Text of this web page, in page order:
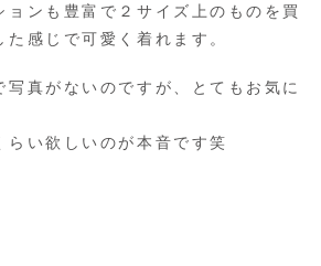
ョンも豊富で２サイズ上のものを買
感じで可愛く着れます。
写真がないのですが、とてもお気に
らい欲しいのが本音です笑